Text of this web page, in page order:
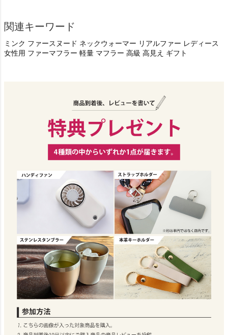
関連キーワード
ミンク ファースヌード ネックウォーマー リアルファー レディース
女性用 ファーマフラー 軽量 マフラー 高級 高見え ギフト